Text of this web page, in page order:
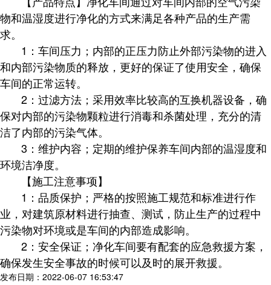
物和温湿度进行净化的方式来满足各种产品的生产需
求。
1：车间压力；内部的正压力防止外部污染物的进入
和内部污染物质的释放，更好的保证了使用安全，确保
车间的正常运转。
2：过滤方法；采用效率比较高的互换机器设备，确
保对内部的污染物颗粒进行消毒和杀菌处理，充分的清
洁了内部的污染气体。
3：维护内容；定期的维护保养车间内部的温湿度和
环境洁净度。
【施工注意事项】
1：品质保护；严格的按照施工规范和标准进行作
业，对建筑原材料进行抽查、测试，防止生产的过程中
污染物对环境或是车间的内部造成影响。
2：安全保证；净化车间要有配套的应急救援方案，
确保发生安全事故的时候可以及时的展开救援。
发布日期：2022-06-07 16:53:47